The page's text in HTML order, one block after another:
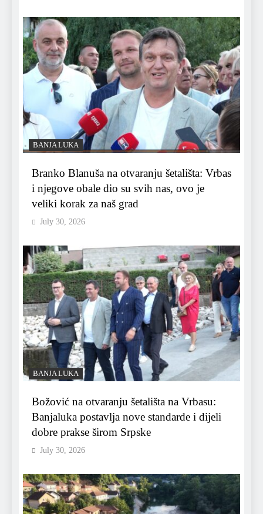
BANJA LUKA
Branko Blanuša na otvaranju šetališta: Vrbas
i njegove obale dio su svih nas, ovo je
veliki korak za naš grad
July 30, 2026
BANJA LUKA
Božović na otvaranju šetališta na Vrbasu:
Banjaluka postavlja nove standarde i dijeli
dobre prakse širom Srpske
July 30, 2026